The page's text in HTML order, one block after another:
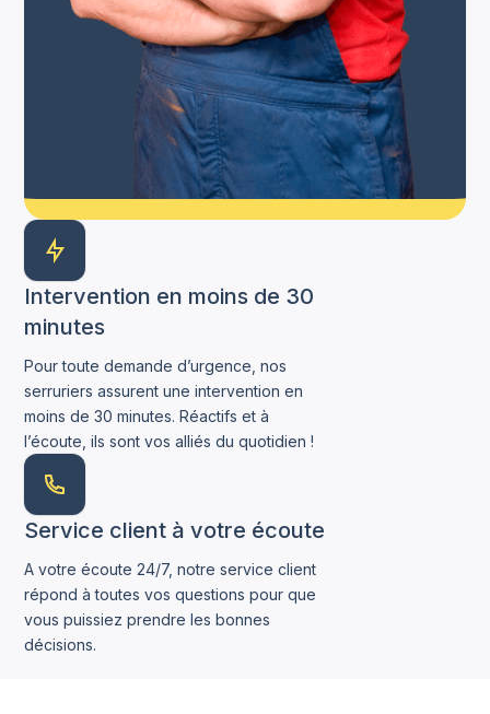
Intervention en moins de 30
minutes
Pour toute demande d’urgence, nos
serruriers assurent une intervention en
moins de 30 minutes. Réactifs et à
l’écoute, ils sont vos alliés du quotidien !
Service client à votre écoute
A votre écoute 24/7, notre service client
répond à toutes vos questions pour que
vous puissiez prendre les bonnes
décisions.